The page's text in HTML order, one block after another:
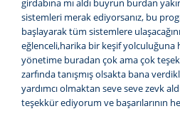
girdabına mı aldı buyrun burdan
sistemleri merak ediyorsanız, bu
başlayarak tüm sistemlere
eğlenceli,harika bir keşif yolculuğuna
yönetime buradan çok ama çok
zarfında tanışmış olsakta bana
yardımcı olmaktan seve seve zevk
teşekkür ediyorum ve başarılarının